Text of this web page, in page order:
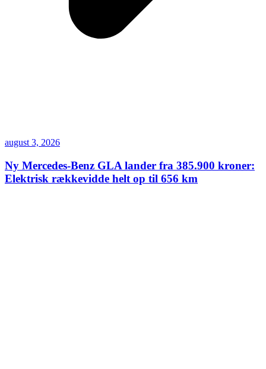
august 3, 2026
Ny Mercedes-Benz GLA lander fra 385.900 kroner:
Elektrisk rækkevidde helt op til 656 km